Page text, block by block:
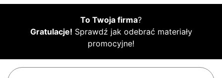
To Twoja firma?
Gratulacje! Sprawdź jak odebrać materiały
promocyjne!